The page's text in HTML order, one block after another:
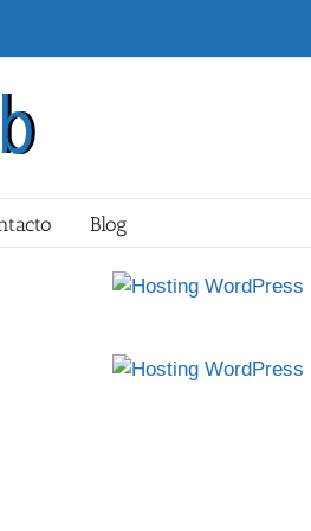
Blog